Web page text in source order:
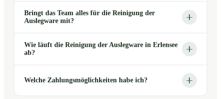
Bringt das Team alles für die Reinigung der
Auslegware mit?
Wie läuft die Reinigung der Auslegware in Erlensee
ab?
Welche Zahlungsmöglichkeiten habe ich?